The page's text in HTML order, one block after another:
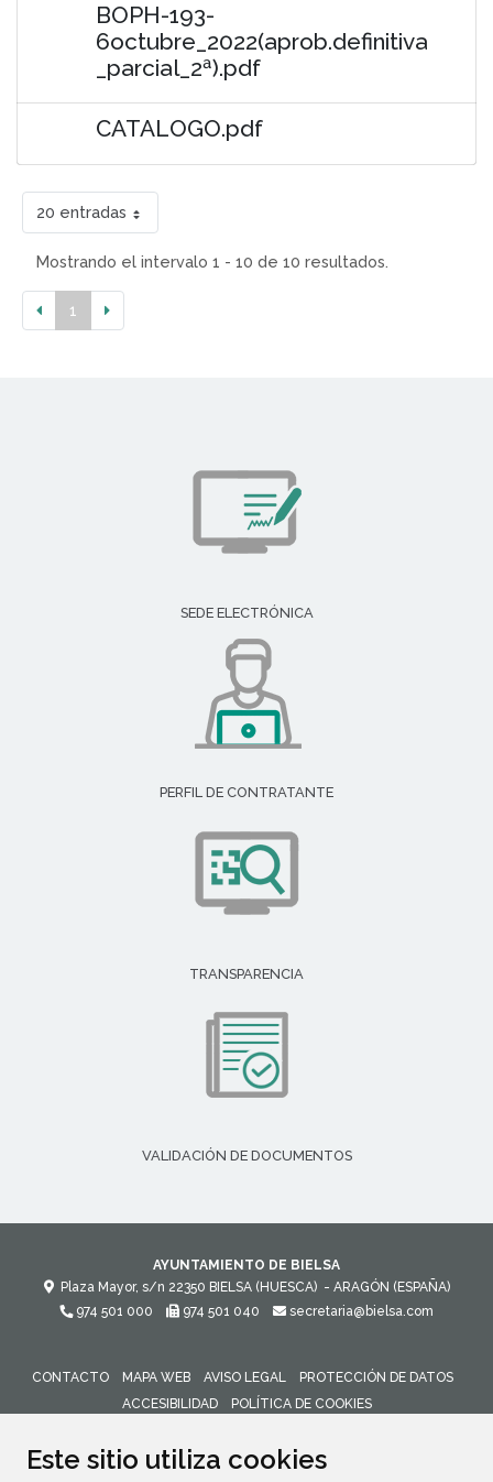
Este sitio utiliza cookies
BOPH-193-
6octubre_2022(aprob.definitiva
_parcial_2ª).pdf
CATALOGO.pdf
20 entradas
Mostrando el intervalo 1 - 10 de 10 resultados.
1
SEDE ELECTRÓNICA
PERFIL DE CONTRATANTE
TRANSPARENCIA
VALIDACIÓN DE DOCUMENTOS
AYUNTAMIENTO DE BIELSA
Plaza Mayor, s/n 22350 BIELSA (HUESCA) - ARAGÓN (ESPAÑA)
974 501 000
974 501 040 secretaria@bielsa.com
CONTACTO MAPA WEB AVISO LEGAL
PROTECCIÓN DE DATOS
ACCESIBILIDAD
POLÍTICA DE COOKIES